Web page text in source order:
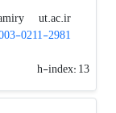
mamiry
ut.ac.ir
0211-2981
h-index:13